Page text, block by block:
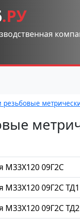
.РУ
М33Х120 09Г2С
М33Х120 09Г2С ТД1
М33Х120 09Г2С ТД2